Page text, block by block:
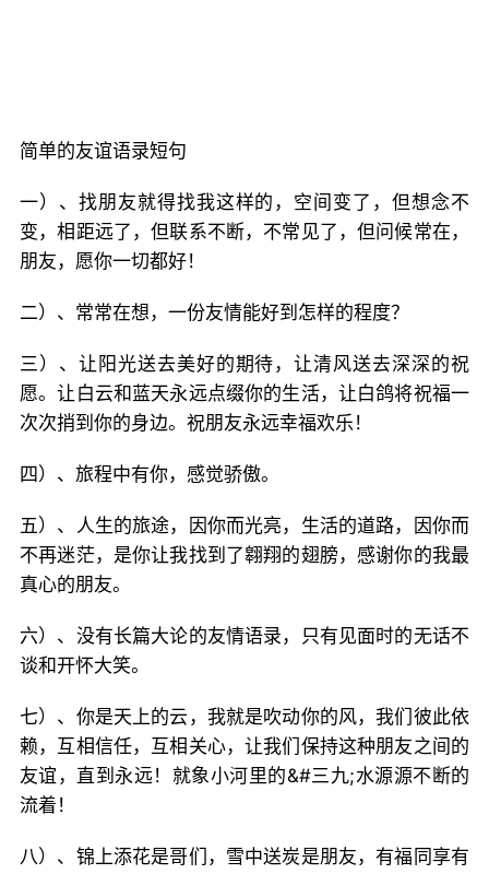
简单的友谊语录短句
一）、找朋友就得找我这样的，空间变了，但想念不
变，相距远了，但联系不断，不常见了，但问候常在，
朋友，愿你一切都好！
二）、常常在想，一份友情能好到怎样的程度？
三）、让阳光送去美好的期待，让清风送去深深的祝
愿。让白云和蓝天永远点缀你的生活，让白鸽将祝福一
次次捎到你的身边。祝朋友永远幸福欢乐！
四）、旅程中有你，感觉骄傲。
五）、人生的旅途，因你而光亮，生活的道路，因你而
不再迷茫，是你让我找到了翱翔的翅膀，感谢你的我最
真心的朋友。
六）、没有长篇大论的友情语录，只有见面时的无话不
谈和开怀大笑。
七）、你是天上的云，我就是吹动你的风，我们彼此依
赖，互相信任，互相关心，让我们保持这种朋友之间的
友谊，直到永远！就象小河里的&#三九;水源源不断的
流着！
八）、锦上添花是哥们，雪中送炭是朋友，有福同享有